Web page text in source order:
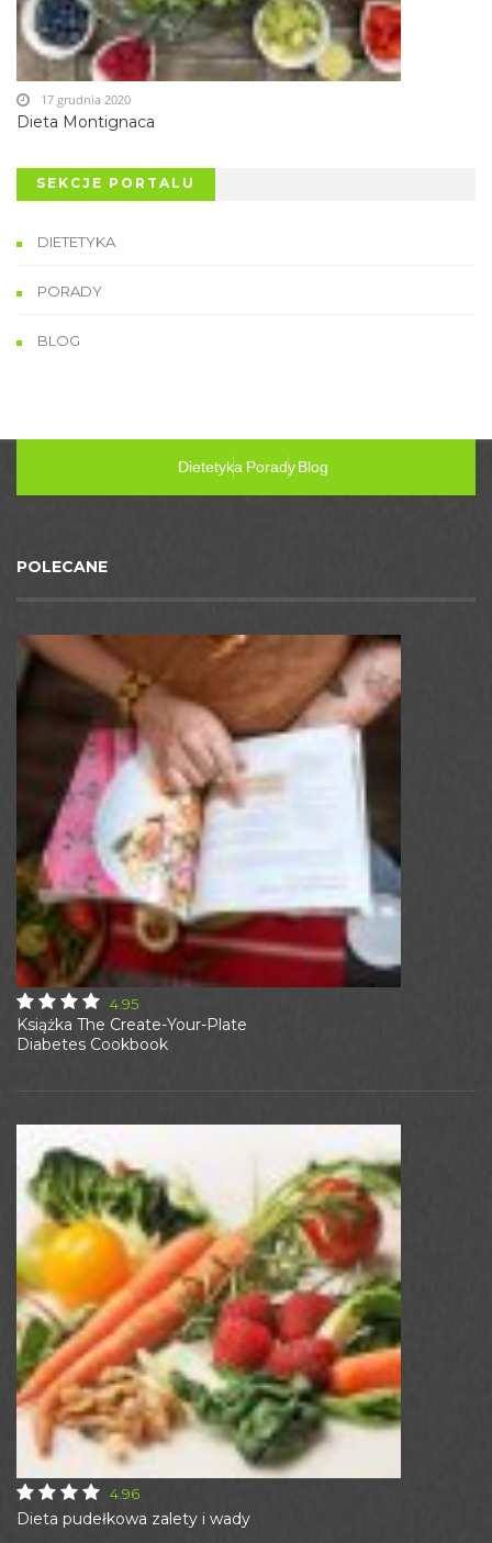
Dieta Montignaca
17 grudnia 2020
SEKCJE PORTALU
DIETETYKA
PORADY
BLOG
Dietetyka PoradyBlog
POLECANE
Książka The Create-Your-Plate
Diabetes Cookbook
4.95
Dieta pudełkowa zalety i wady
4.96